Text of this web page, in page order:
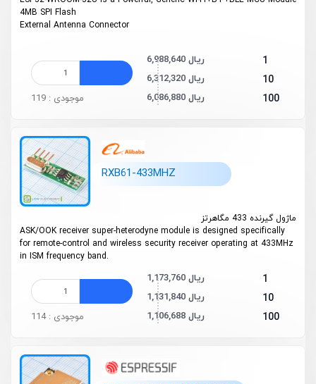
4MB SPI Flash
External Antenna Connector
1 6,988,640 ریال
10 6,312,320 ریال
100 6,086,880 ریال موجودی : 119
RXB61-433MHZ
ماژول گیرنده 433 مگاهرتز
ASK/OOK receiver super-heterodyne module is designed specifically
for remote-control and wireless security receiver operating at 433MHz
in ISM frequency band.
1 1,173,760 ریال
10 1,131,840 ریال
100 1,106,688 ریال موجودی : 114